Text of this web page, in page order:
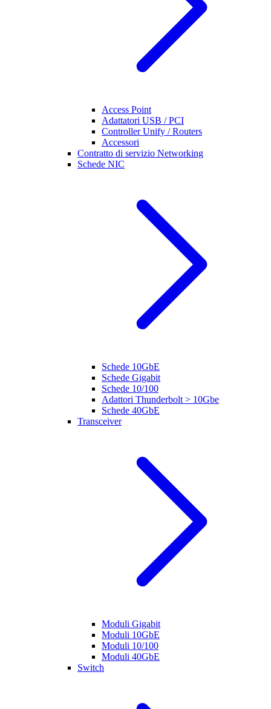
Access Point
Adattatori USB / PCI
Controller Unify / Routers
Accessori
Contratto di servizio Networking
Schede NIC
Schede 10GbE
Schede Gigabit
Schede 10/100
Adattori Thunderbolt > 10Gbe
Schede 40GbE
Transceiver
Moduli Gigabit
Moduli 10GbE
Moduli 10/100
Moduli 40GbE
Switch